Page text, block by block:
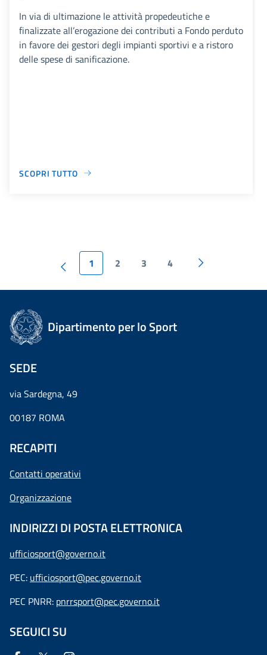
In via di ultimazione le attività propedeutiche e
finalizzate all’erogazione dei contributi a Fondo perduto
in favore dei gestori degli impianti sportivi e a ristoro
delle spese di sanificazione.
SCOPRI TUTTO
1 2 3 4
Dipartimento per lo Sport
SEDE
via Sardegna, 49
00187 ROMA
RECAPITI
Contatti operativi
Organizzazione
INDIRIZZI DI POSTA ELETTRONICA
ufficiosport@governo.it
PEC: ufficiosport@pec.governo.it
PEC PNRR: pnrrsport@pec.governo.it
SEGUICI SU